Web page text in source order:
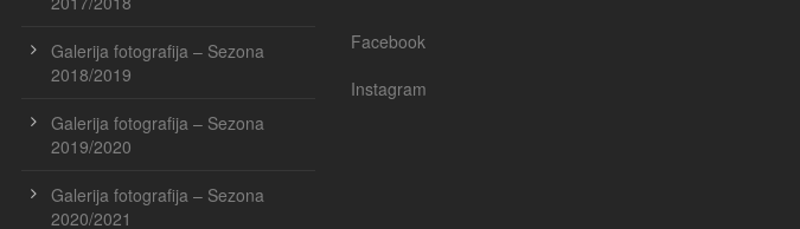
Galerija fotografija – Sezona
2018/2019
Galerija fotografija – Sezona
2019/2020
Galerija fotografija – Sezona
2020/2021
Facebook
Instagram